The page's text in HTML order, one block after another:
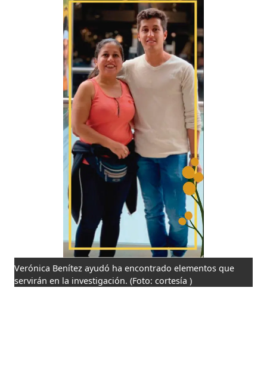
Verónica Benítez ayudó ha encontrado elementos que
servirán en la investigación. (Foto: cortesía )